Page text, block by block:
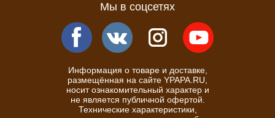
Мы в соцсетях
Информация о товаре и доставке,
размещённая на сайте YPAPA.RU,
носит ознакомительный характер и
не является публичной офертой.
Технические характеристики,